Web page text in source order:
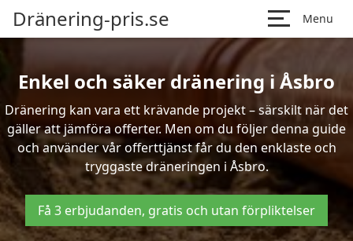
Dränering-pris.se Menu
Enkel och säker dränering i Åsbro
Dränering kan vara ett krävande projekt – särskilt när det
gäller att jämföra offerter. Men om du följer denna guide
och använder vår offerttjänst får du den enklaste och
tryggaste dräneringen i Åsbro.
Få 3 erbjudanden, gratis och utan förpliktelser